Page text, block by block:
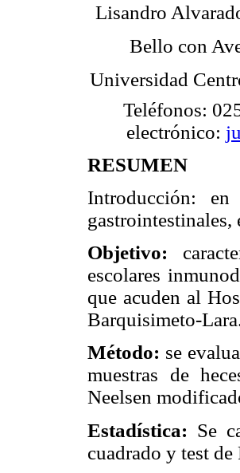
Lisandro
Bello con
Universidad
Teléfonos:
electrónico:
RESUMEN
Introducción: en
gastrointestinales,
Objetivo:
escolares
que acuden al
Barquisimeto-
Método: se
muestras de
Neelsen
Estadística: Se
cuadrado y test